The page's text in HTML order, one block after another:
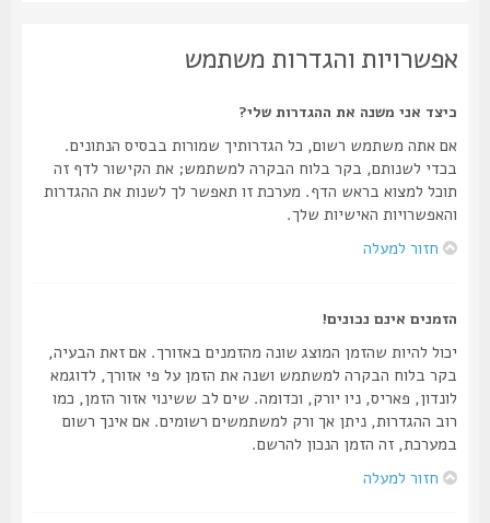
אפשרויות והגדרות משתמש
כיצד אני משנה את ההגדרות שלי?
אם אתה משתמש רשום, כל הגדרותיך שמורות בבסיס הנתונים.
בכדי לשנותם, בקר בלוח הבקרה למשתמש; את הקישור לדף זה
תוכל למצוא בראש הדף. מערכת זו תאפשר לך לשנות את ההגדרות
והאפשרויות האישיות שלך.
חזור למעלה
הזמנים אינם נכונים!
יכול להיות שהזמן המוצג שונה מהזמנים באזורך. אם זאת הבעיה,
בקר בלוח הבקרה למשתמש ושנה את הזמן על פי אזורך, לדוגמא
לונדון, פאריס, ניו יורק, וכדומה. שים לב ששינוי אזור הזמן, כמו
רוב ההגדרות, ניתן אך ורק למשתמשים רשומים. אם אינך רשום
במערכת, זה הזמן הנכון להרשם.
חזור למעלה